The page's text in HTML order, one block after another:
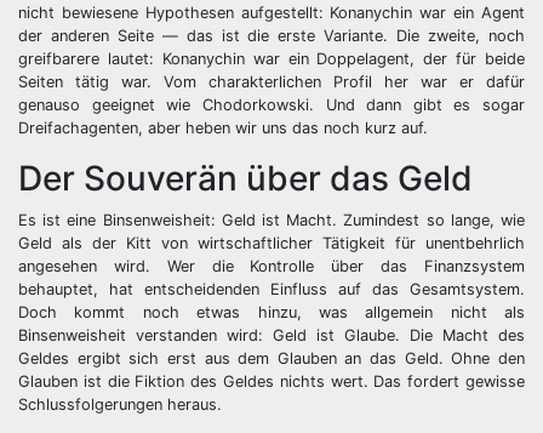
nicht bewiesene Hypothesen aufgestellt: Konanychin war ein Agent
der anderen Seite — das ist die erste Variante. Die zweite, noch
greifbarere lautet: Konanychin war ein Doppelagent, der für beide
Seiten tätig war. Vom charakterlichen Profil her war er dafür
genauso geeignet wie Chodorkowski. Und dann gibt es sogar
Dreifachagenten, aber heben wir uns das noch kurz auf.
Der Souverän über das Geld
Es ist eine Binsenweisheit: Geld ist Macht. Zumindest so lange, wie
Geld als der Kitt von wirtschaftlicher Tätigkeit für unentbehrlich
angesehen wird. Wer die Kontrolle über das Finanzsystem
behauptet, hat entscheidenden Einfluss auf das Gesamtsystem.
Doch kommt noch etwas hinzu, was allgemein nicht als
Binsenweisheit verstanden wird: Geld ist Glaube. Die Macht des
Geldes ergibt sich erst aus dem Glauben an das Geld. Ohne den
Glauben ist die Fiktion des Geldes nichts wert. Das fordert gewisse
Schlussfolgerungen heraus.